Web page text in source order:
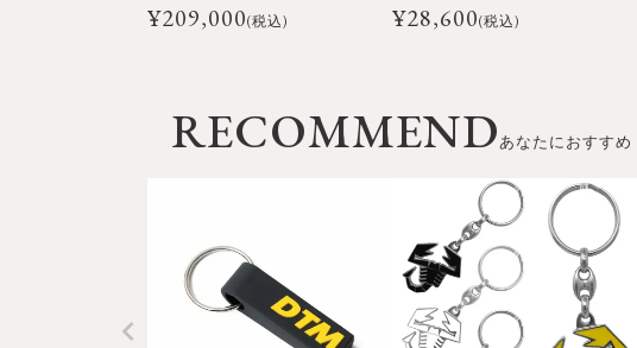
¥209,000(税込) ¥28,600(税込)
RECOMMENDあなたにおすすめ